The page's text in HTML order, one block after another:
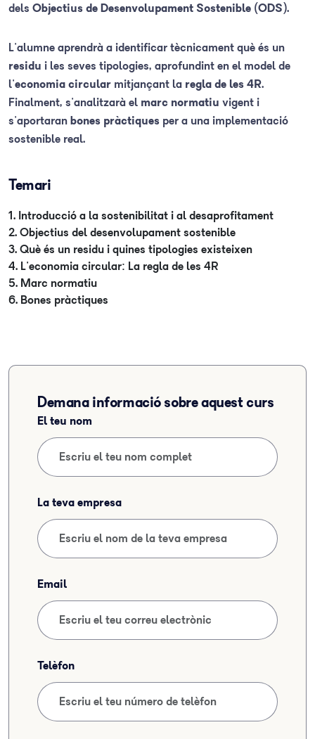
dels Objectius de Desenvolupament Sostenible (ODS).
L'alumne aprendrà a identificar tècnicament què és un
residu i les seves tipologies, aprofundint en el model de
l'economia circular mitjançant la regla de les 4R.
Finalment, s'analitzarà el marc normatiu vigent i
s'aportaranbones pràctiques per a una implementació
sostenible real.
Temari
1. Introducció a la sostenibilitat i al desaprofitament
2. Objectius del desenvolupament sostenible
3. Què és un residu i quines tipologies existeixen
4. L'economia circular: La regla de les 4R
5. Marc normatiu
6. Bones pràctiques
Demana informació sobre aquest curs
El teu nom
La teva empresa
Email
Telèfon